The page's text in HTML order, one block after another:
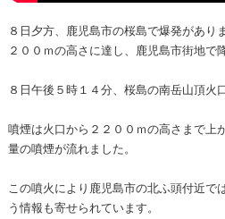
８日夕方、鹿児島市の桜島で爆発があり
２００ｍの高さに達し、鹿児島市街地で
８日午後５時１４分、桜島の南岳山頂火
噴煙は火口から２２００ｍの高さまで上
量の噴煙が流れました。
この噴火により鹿児島市の北ふ頭付近で
う情報も寄せられています。